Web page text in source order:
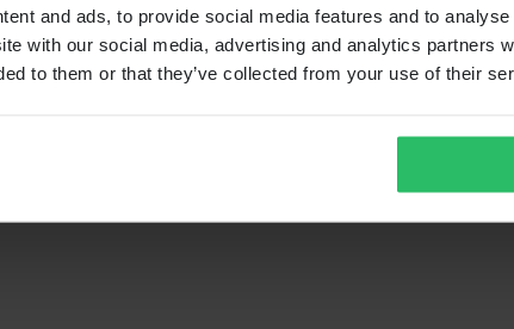
and ads, to provide social media features and to
with our social media, advertising and analytics partners
to them or that they’ve collected from your use of their